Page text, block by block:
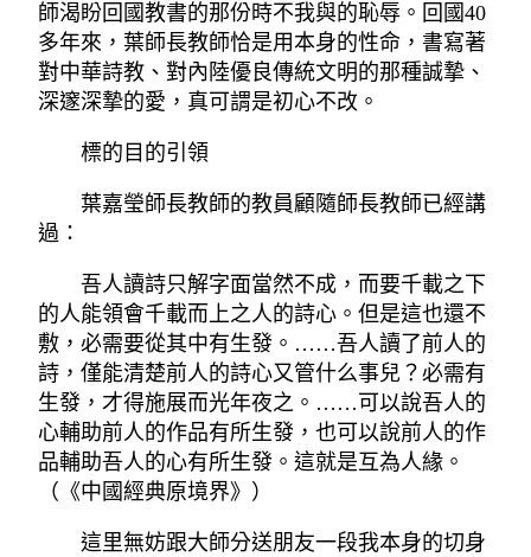
師渴盼回國教書的那份時不我與的恥辱。回國40
多年來，葉師長教師恰是用本身的性命，書寫著
對中華詩教、對內陸優良傳統文明的那種誠摯、
深邃深摯的愛，真可謂是初心不改。
標的目的引領
葉嘉瑩師長教師的教員顧隨師長教師已經講
過：
吾人讀詩只解字面當然不成，而要千載之下
的人能領會千載而上之人的詩心。但是這也還不
敷，必需要從其中有生發。……吾人讀了前人的
詩，僅能清楚前人的詩心又管什么事兒？必需有
生發，才得施展而光年夜之。……可以說吾人的
心輔助前人的作品有所生發，也可以說前人的作
品輔助吾人的心有所生發。這就是互為人緣。
（《中國經典原境界》）
這里無妨跟大師分送朋友一段我本身的切身